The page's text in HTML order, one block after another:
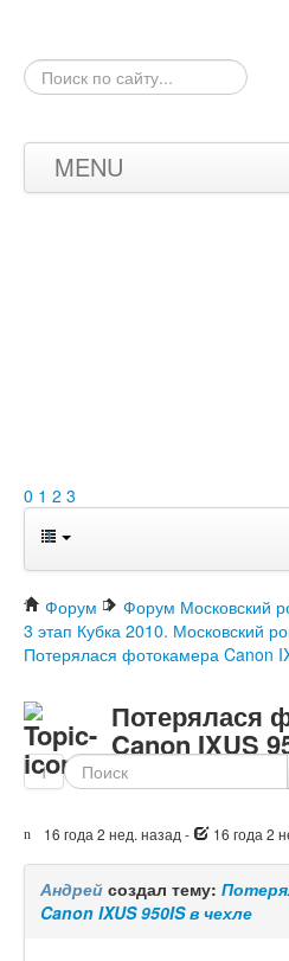
Искать...
MENU
0 1 2 3
Форум
Форум Московский
3 этап Кубка 2010. Московский
Потерялася фотокамера Canon
Потерялася
Canon IXUS
1
16 года 2 нед. назад - 16 года 2
Андрей создал тему:
Canon IXUS 950IS в чехле